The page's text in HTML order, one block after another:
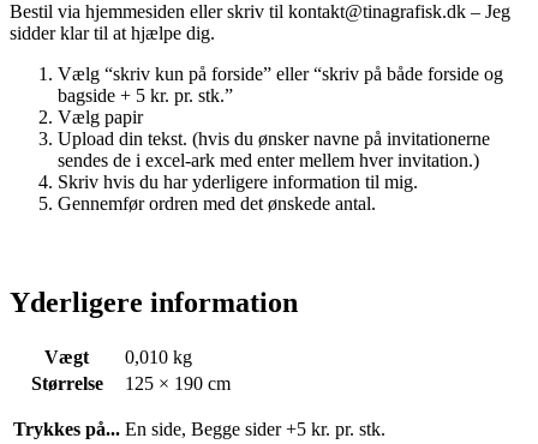
Bestil via hjemmesiden eller skriv til kontakt@tinagrafisk.dk – Jeg
sidder klar til at hjælpe dig.
Vælg “skriv kun på forside” eller “skriv på både forside og
bagside + 5 kr. pr. stk.”
Vælg papir
Upload din tekst. (hvis du ønsker navne på invitationerne
sendes de i excel-ark med enter mellem hver invitation.)
Skriv hvis du har yderligere information til mig.
Gennemfør ordren med det ønskede antal.
Yderligere information
Vægt
0,010 kg
Størrelse
125 × 190 cm
Trykkes på... En side, Begge sider +5 kr. pr. stk.